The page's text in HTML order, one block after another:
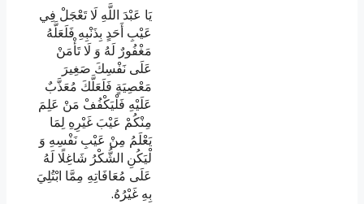
يَا عَبْدَ اللَّهِ لَا تَعْجَلْ فِي
عَيْبِ أَحَدٍ بِذَنْبِهِ فَلَعَلَّهُ
مَغْفُورٌ لَهُ وَ لَا تَأْمَنْ
عَلَى نَفْسِكَ صَغِيرَ
مَعْصِيَةٍ فَلَعَلَّكَ مُعَذَّبٌ
عَلَيْهِ فَلْيَكْفُفْ مَنْ عَلِمَ
مِنْكُمْ عَيْبَ غَيْرِهِ لِمَا
يَعْلَمُ مِنْ عَيْبِ نَفْسِهِ وَ
لْيَكُنِ الشُّكْرُ شَاغِلًا لَهُ
عَلَى مُعَافَاتِهِ مِمَّا ابْتُلِيَ
بِهِ غَيْرُهُ.